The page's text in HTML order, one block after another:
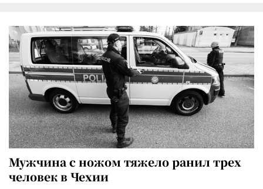
Мужчина с ножом тяжело ранил трех
человек в Чехии